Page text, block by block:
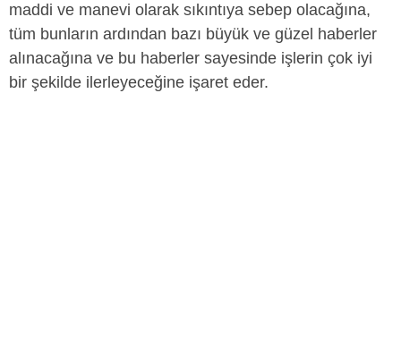
maddi ve manevi olarak sıkıntıya sebep olacağına,
tüm bunların ardından bazı büyük ve güzel haberler
alınacağına ve bu haberler sayesinde işlerin çok iyi
bir şekilde ilerleyeceğine işaret eder.